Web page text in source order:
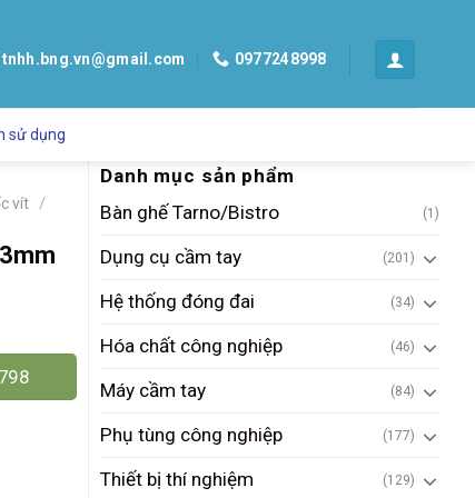
tnhh.bng.vn@gmail.com 0977248998
sử dụng
Danh mục sản phẩm
Bàn ghế Tarno/Bistro
(1)
Dụng cụ cầm tay (201)
Hệ thống đóng đai (34)
Hóa chất công nghiệp (46)
Máy cầm tay (84)
Phụ tùng công nghiệp (177)
Thiết bị thí nghiệm (129)
vít /